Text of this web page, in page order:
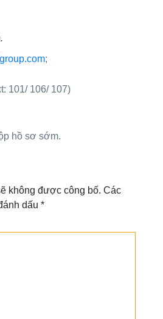
;
101/ 106/ 107)
hồ sơ sớm.
không được công bố. Các
dấu *